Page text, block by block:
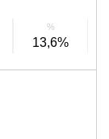
%
13,6%